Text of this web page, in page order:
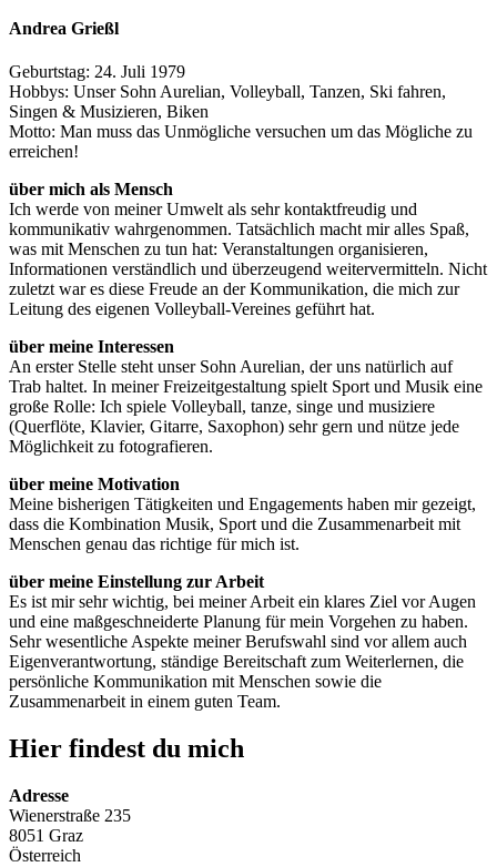
Andrea Grießl
Geburtstag: 24. Juli 1979
Hobbys: Unser Sohn Aurelian, Volleyball, Tanzen, Ski fahren,
Singen & Musizieren, Biken
Motto: Man muss das Unmögliche versuchen um das Mögliche zu
erreichen!
über mich als Mensch
Ich werde von meiner Umwelt als sehr kontaktfreudig und
kommunikativ wahrgenommen. Tatsächlich macht mir alles Spaß,
was mit Menschen zu tun hat: Veranstaltungen organisieren,
Informationen verständlich und überzeugend weitervermitteln. Nicht
zuletzt war es diese Freude an der Kommunikation, die mich zur
Leitung des eigenen Volleyball-Vereines geführt hat.
über meine Interessen
An erster Stelle steht unser Sohn Aurelian, der uns natürlich auf
Trab haltet. In meiner Freizeitgestaltung spielt Sport und Musik eine
große Rolle: Ich spiele Volleyball, tanze, singe und musiziere
(Querflöte, Klavier, Gitarre, Saxophon) sehr gern und nütze jede
Möglichkeit zu fotografieren.
über meine Motivation
Meine bisherigen Tätigkeiten und Engagements haben mir gezeigt,
dass die Kombination Musik, Sport und die Zusammenarbeit mit
Menschen genau das richtige für mich ist.
über meine Einstellung zur Arbeit
Es ist mir sehr wichtig, bei meiner Arbeit ein klares Ziel vor Augen
und eine maßgeschneiderte Planung für mein Vorgehen zu haben.
Sehr wesentliche Aspekte meiner Berufswahl sind vor allem auch
Eigenverantwortung, ständige Bereitschaft zum Weiterlernen, die
persönliche Kommunikation mit Menschen sowie die
Zusammenarbeit in einem guten Team.
Hier findest du mich
Adresse
Wienerstraße 235
8051 Graz
Österreich